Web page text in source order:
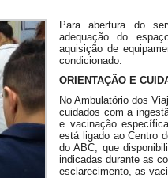
Para abertura do
adequação do
aquisição de
condicionado.
ORIENTAÇÃO E
No Ambulatório dos
cuidados com a
e vacinação
está ligado ao Centro
do ABC, que
indicadas durante as
esclarecimento, as